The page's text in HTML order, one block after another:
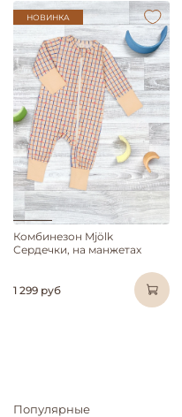
НОВИНКА
Комбинезон Mjölk
Сердечки, на манжетах
1 299 руб
Популярные